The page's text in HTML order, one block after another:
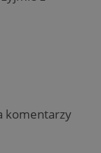
komentarzy